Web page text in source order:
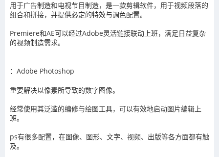
用于广告制造和电视节目制造，是一款剪辑软件，用于视频段落的
组合和拼接，并提供必定的特效与调色配置。
Premiere和AE可以经过Adobe灵活链接联动上班，满足日益复杂
的视频制造需求。
：Adobe Photoshop
重要解决以像素所导致的数字图像。
经常使用其泛滥的编修与绘图工具，可以有效地启动图片编辑上
班。
ps有很多配置，在图像、图形、文字、视频、出版等各方面都有触
及。